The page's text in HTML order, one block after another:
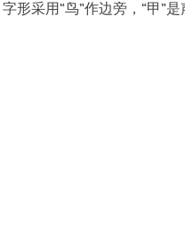
字形采用“鸟”作边旁，“甲”